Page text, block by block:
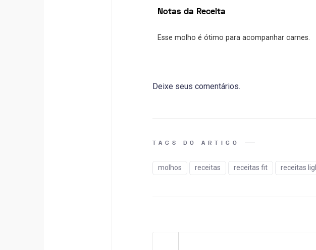
Notas da Receita
Esse molho é ótimo para acompanhar carnes.
Deixe seus comentários.
TAGS DO ARTIGO
molhos receitas receitas fit receitas